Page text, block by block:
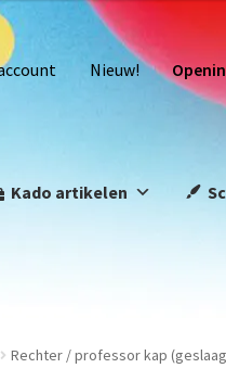
Nieuw!
Kado artikelen
Rechter / professor kap